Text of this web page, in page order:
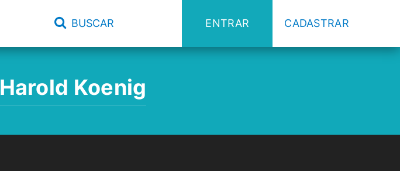
BUSCAR ENTRAR CADASTRAR
Harold Koenig